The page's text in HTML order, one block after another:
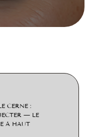
CERNE :
— LE
À HAUT